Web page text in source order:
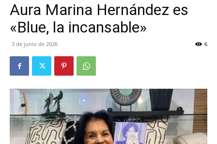
Aura Marina Hernández es
«Blue, la incansable»
3 de junio de 2026 6